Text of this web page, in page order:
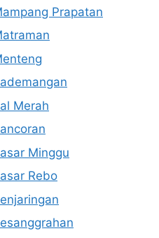
Prapatan
Merah
Minggu
Rebo